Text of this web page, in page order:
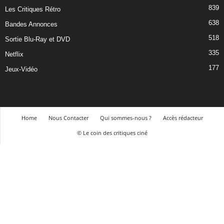
Les Critiques Rétro 839
Bandes Annonces 638
Sortie Blu-Ray et DVD 518
Netflix 335
Jeux-Vidéo 177
Home Nous Contacter Qui sommes-nous ?
Accès rédacteur
© Le coin des critiques ciné